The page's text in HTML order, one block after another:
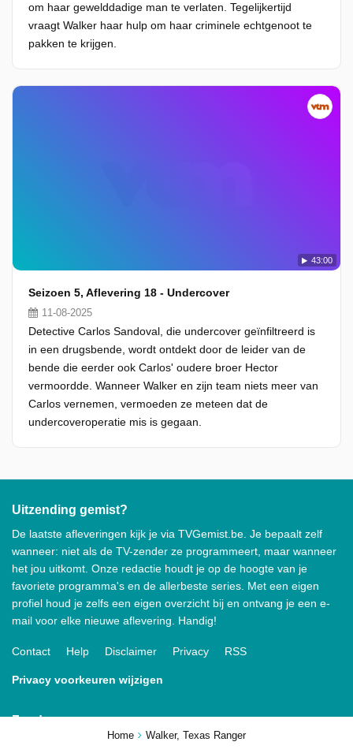
Home Walker, Texas Ranger
om haar gewelddadige man te verlaten. Tegelijkertijd
vraagt Walker haar hulp om haar criminele echtgenoot te
pakken te krijgen.
43:00
Seizoen 5, Aflevering 18 - Undercover
11-08-2025
Detective Carlos Sandoval, die undercover geïnfiltreerd is
in een drugsbende, wordt ontdekt door de leider van de
bende die eerder ook Carlos' oudere broer Hector
vermoordde. Wanneer Walker en zijn team niets meer van
Carlos vernemen, vermoeden ze meteen dat de
undercoveroperatie mis is gegaan.
Uitzending gemist?
De laatste afleveringen kijk je via TVGemist.be. Je bepaalt zelf
wanneer: niet als de TV-zender ze programmeert, maar wanneer
het jou uitkomt. Onze redactie houdt je op de hoogte van je
favoriete programma's en de allerbeste series. Met een eigen
profiel houd je zelfs een eigen overzicht bij en ontvang je een e-
mail voor elke nieuwe aflevering. Handig!
Contact Help Disclaimer Privacy RSS
Privacy voorkeuren wijzigen
Zenders